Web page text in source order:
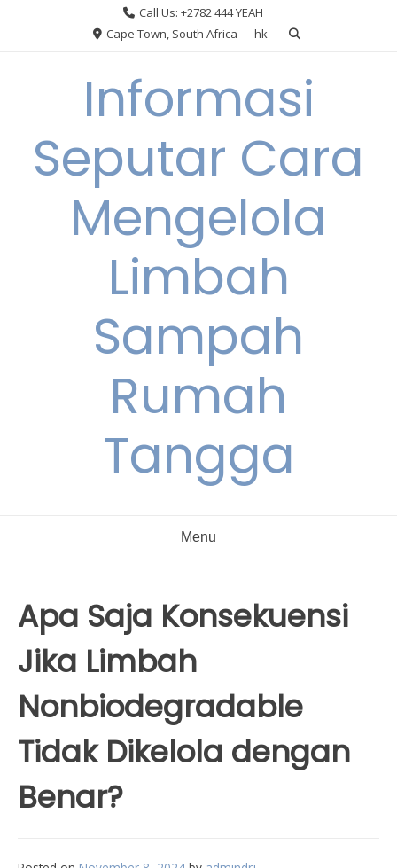
Call Us: +2782 444 YEAH
Cape Town, South Africa
hk
Informasi
Seputar Cara
Mengelola
Limbah
Sampah
Rumah
Tangga
Menu
Apa Saja Konsekuensi
Jika Limbah
Nonbiodegradable
Tidak Dikelola dengan
Benar?